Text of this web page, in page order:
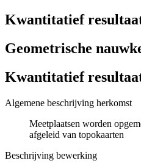
Kwantitatief
Geometrische
Kwantitatief
Algemene beschrijving herkomst
Meetplaatsen worden
afgeleid van topokaarten
Beschrijving bewerking